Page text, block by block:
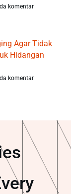
komentar
Agar Tidak
Hidangan
komentar